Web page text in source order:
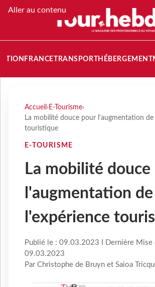
Aller au contenu
FRANCETRANSPORT HÉBERGEMENT
Accueil › E-Tourisme›
La mobilité douce pour l'augmentation de
touristique
E-TOURISME
La mobilité douce
l'augmentation de
l'expérience
Publié le : 09.03.2023 I Dernière Mise
09.03.2023
Par Christophe de Bruyn et Saioa